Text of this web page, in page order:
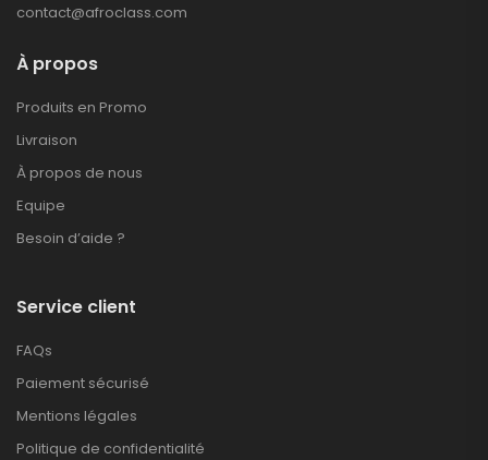
contact@afroclass.com
À propos
Produits en Promo
Livraison
À propos de nous
Equipe
Besoin d’aide ?
Service client
FAQs
Paiement sécurisé
Mentions légales
Politique de confidentialité